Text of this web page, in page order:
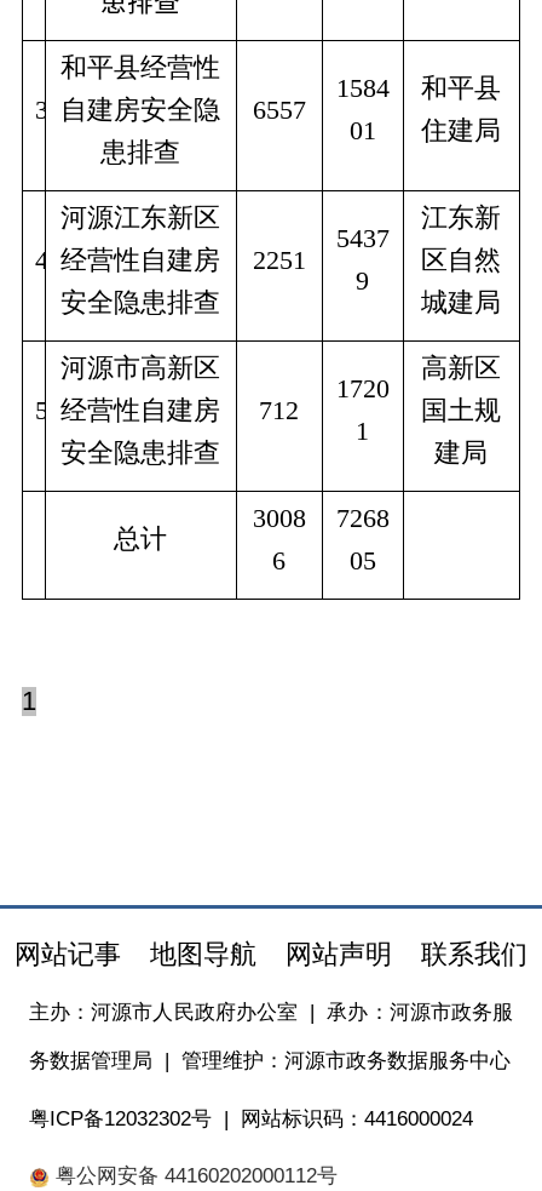
3
和平县经营性
自建房安全隐
患排查
6557
1584
01
和平县
住建局
4
河源江东新区
经营性自建房
安全隐患排查
2251
5437
9
江东新
区自然
城建局
5
河源市高新区
经营性自建房
安全隐患排查
712
1720
1
高新区
国土规
建局
总计
3008
6
7268
05
1
网站记事 地图导航 网站声明 联系我们
主办：河源市人民政府办公室 |承办：河源市政务服
务数据管理局 | 管理维护：河源市政务数据服务中心
粤ICP备12032302号| 网站标识码：4416000024
粤公网安备 44160202000112号